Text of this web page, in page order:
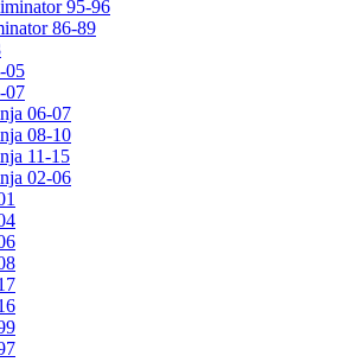
95-96
86-89
05
07
06-07
08-10
11-15
02-06